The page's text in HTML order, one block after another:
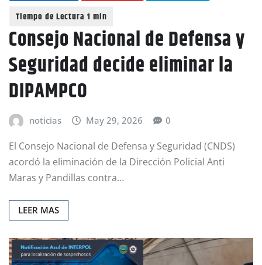
Consejo Nacional de Defensa y
Seguridad decide eliminar la
DIPAMPCO
noticias May 29, 2026 0
El Consejo Nacional de Defensa y Seguridad (CNDS)
acordó la eliminación de la Dirección Policial Anti
Maras y Pandillas contra…
LEER MAS